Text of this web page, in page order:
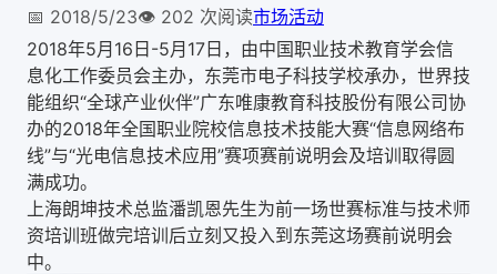
📅 2018/5/23👁️ 202 次阅读市场活动
2018年5月16日-5月17日，由中国职业技术教育学会信
息化工作委员会主办，东莞市电子科技学校承办，世界技
能组织“全球产业伙伴”广东唯康教育科技股份有限公司协
办的2018年全国职业院校信息技术技能大赛“信息网络布
线”与“光电信息技术应用”赛项赛前说明会及培训取得圆
满成功。
上海朗坤技术总监潘凯恩先生为前一场世赛标准与技术师
资培训班做完培训后立刻又投入到东莞这场赛前说明会
中。